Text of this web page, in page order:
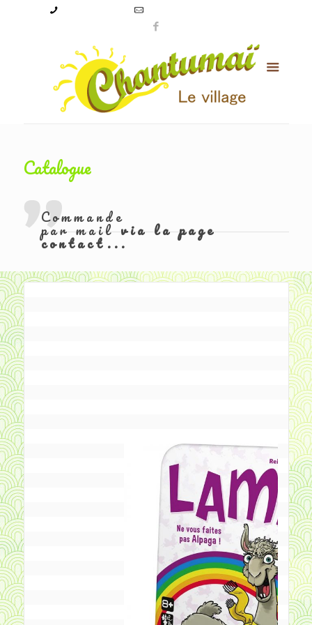
Catalogue
Commande
par mailvia la page
contact...